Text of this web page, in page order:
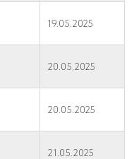
19.05.2025
20.05.2025
20.05.2025
21.05.2025